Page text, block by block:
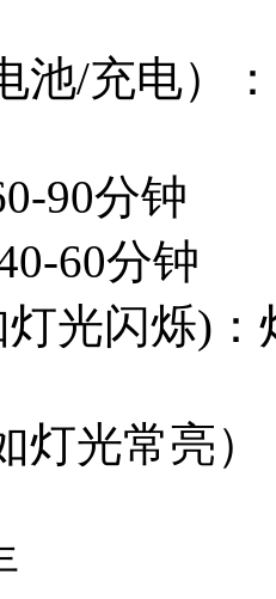
池/充电）
90分钟
60分钟
光闪烁)：
灯光常亮